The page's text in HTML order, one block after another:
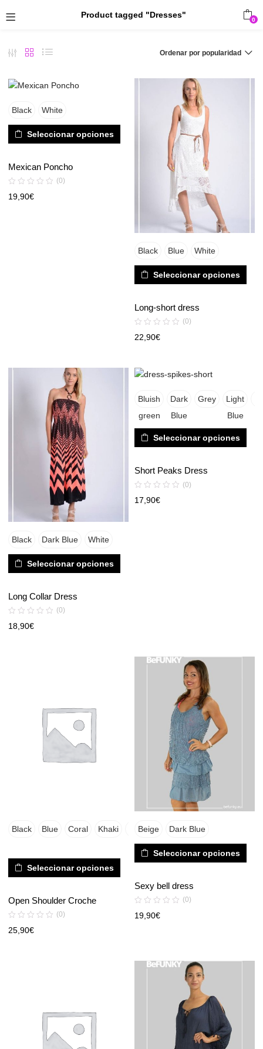
Product tagged "Dresses"
0
Ordenar por popularidad
Black White
Seleccionar opciones
Mexican Poncho
(0)
19,90€
Black Blue White
Seleccionar opciones
Long-short dress
(0)
22,90€
Black Dark Blue White
Seleccionar opciones
Long Collar Dress
(0)
18,90€
Bluish
green
Dark
Blue
Grey
Light
Blue
Seleccionar opciones
Short Peaks Dress
(0)
17,90€
Black Blue Coral Khaki
Sky
Blue
White Yellow
Seleccionar opciones
Open Shoulder Croche
(0)
25,90€
Beige Dark Blue
Seleccionar opciones
Sexy bell dress
(0)
19,90€